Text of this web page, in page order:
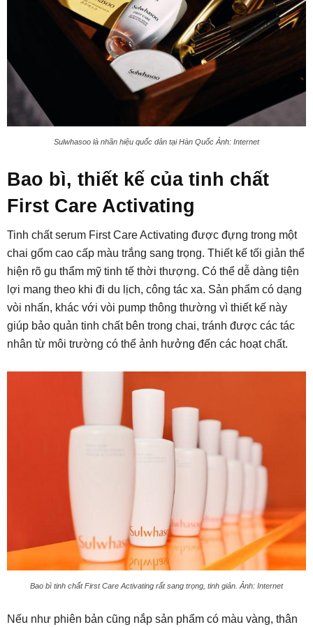
Sulwhasoo là nhãn hiệu quốc dân tại Hàn Quốc Ảnh: Internet
Bao bì, thiết kế của tinh chất
First Care Activating
Tinh chất serum First Care Activating được đựng trong một
chai gốm cao cấp màu trắng sang trọng. Thiết kế tối giản thể
hiện rõ gu thẩm mỹ tinh tế thời thượng. Có thể dễ dàng tiện
lợi mang theo khi đi du lịch, công tác xa. Sản phẩm có dạng
vòi nhấn, khác với vòi pump thông thường vì thiết kế này
giúp bảo quản tinh chất bên trong chai, tránh được các tác
nhân từ môi trường có thể ảnh hưởng đến các hoạt chất.
Bao bì tinh chất First Care Activating rất sang trọng, tinh giản. Ảnh: Internet
Nếu như phiên bản cũng nắp sản phẩm có màu vàng, thân